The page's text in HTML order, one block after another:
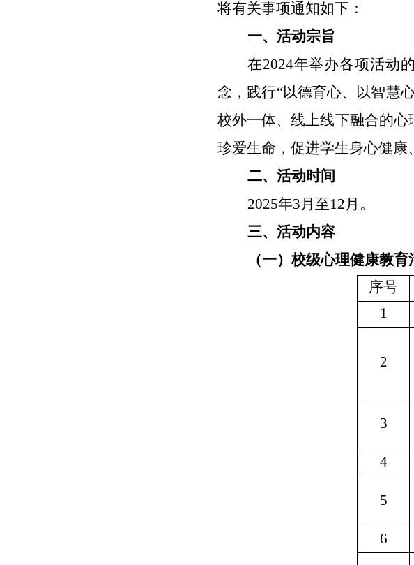
将有关事项通知如下：
一、活动宗旨
在2024年举办各项活动
念，践行“以德育心、以智慧
校外一体、线上线下融合的心
珍爱生命，促进学生身心健康
二、活动时间
2025年3月至12月。
三、活动内容
（一）校级心理健康教
序号
1
2
3
4
5
6